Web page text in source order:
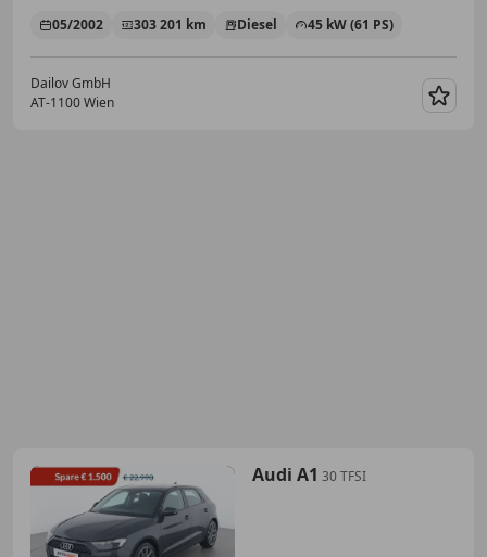
05/2002 303 201 km Diesel 45 kW (61 PS)
Dailov GmbH
AT-1100 Wien
Audi A1 30 TFSI